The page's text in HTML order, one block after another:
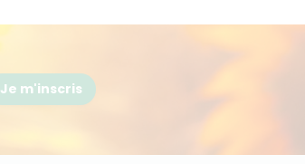
Je m'inscris